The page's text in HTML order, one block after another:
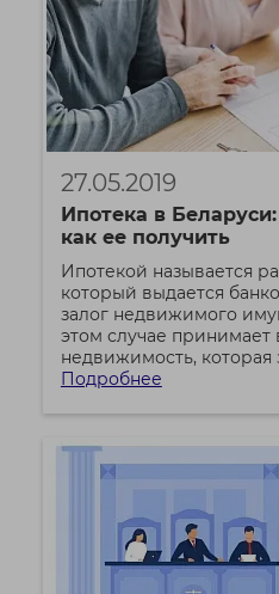
27.05.2019
Ипотека в Беларуси:
как ее получить
Ипотекой называется
который выдается
залог недвижимого
этом случае принимает
недвижимость, которая
Подробнее